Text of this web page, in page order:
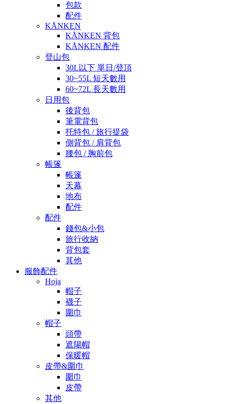
包款
配件
KÅNKEN
KÅNKEN 背包
KÅNKEN 配件
登山包
30L以下 單日/登頂
30~55L 短天數用
60~72L 長天數用
日用包
後背包
筆電背包
托特包 / 旅行提袋
側背包 / 肩背包
腰包 / 胸前包
帳篷
帳篷
天幕
地布
配件
配件
錢包&小包
旅行收納
背包套
其他
服飾配件
Hoja
帽子
襪子
圍巾
帽子
頭帶
遮陽帽
保暖帽
皮帶&圍巾
圍巾
皮帶
其他